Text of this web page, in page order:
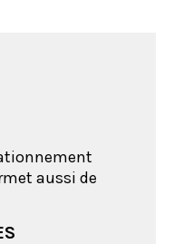
aussi de